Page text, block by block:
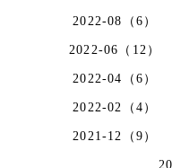
2022-08（6）
2022-06（12）
2022-04（6）
2022-02（4）
2021-12（9）